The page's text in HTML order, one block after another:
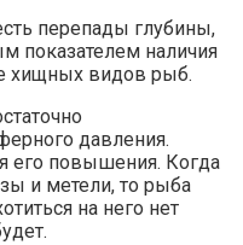
перепады глубины,
показателем наличия
хищных видов рыб.
давления.
его повышения. Когда
и метели, то рыба
на него нет